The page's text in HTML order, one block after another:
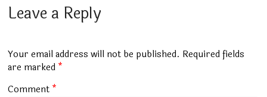
b
o
k
s
p
p
bl er
m
Leave a Reply
Your email address will not be published. Required fields
are marked *
Comment *